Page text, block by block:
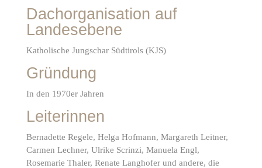
Dachorganisation auf
Landesebene
Katholische Jungschar Südtirols (KJS)
Gründung
In den 1970er Jahren
Leiterinnen
Bernadette Regele, Helga Hofmann, Margareth Leitner,
Carmen Lechner, Ulrike Scrinzi, Manuela Engl,
Rosemarie Thaler, Renate Langhofer und andere, die